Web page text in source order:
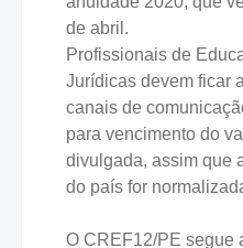
de abril. ⠀⠀⠀⠀⠀⠀⠀⠀⠀
Profissionais de
Jurídicas devem ficar
canais de
para vencimento do
divulgada, assim que
do país for
O CREF12/PE segue